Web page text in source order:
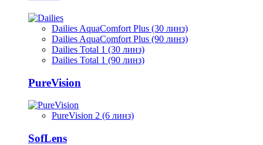
Dailies AquaComfort Plus (30 линз)
Dailies AquaComfort Plus (90 линз)
Dailies Total 1 (30 линз)
Dailies Total 1 (90 линз)
PureVision
PureVision 2 (6 линз)
SofLens